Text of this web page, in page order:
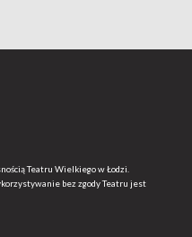
Teatru Wielkiego w Łodzi.
bez zgody Teatru jest